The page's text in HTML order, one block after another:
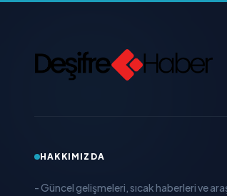
HAKKIMIZDA
- Güncel gelişmeleri, sıcak haberleri ve